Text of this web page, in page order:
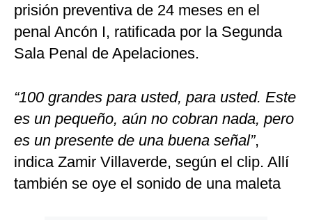
prisión preventiva de 24 meses en el
penal Ancón I, ratificada por la Segunda
Sala Penal de Apelaciones.
“100 grandes para usted, para usted. Este
es un pequeño, aún no cobran nada, pero
es un presente de una buena señal”,
indica Zamir Villaverde, según el clip. Allí
también se oye el sonido de una maleta